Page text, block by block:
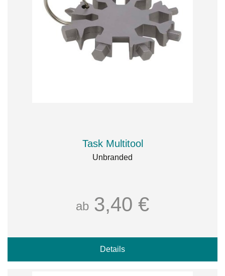
Task Multitool
Unbranded
ab 3,40 €
Details